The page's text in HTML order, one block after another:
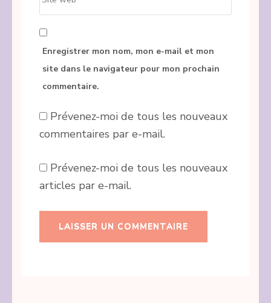
Enregistrer mon nom, mon e-mail et mon
site dans le navigateur pour mon prochain
commentaire.
Prévenez-moi de tous les nouveaux
commentaires par e-mail.
Prévenez-moi de tous les nouveaux
articles par e-mail.